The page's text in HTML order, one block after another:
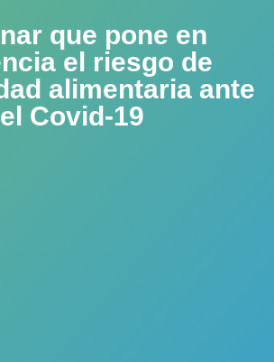
que pone en
el riesgo de
alimentaria ante
el Covid-19